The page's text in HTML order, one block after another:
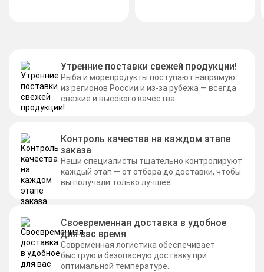
Утренние поставки свежей продукции!
Рыба и морепродукты поступают напрямую
из регионов России и из-за рубежа — всегда
свежие и высокого качества.
Контроль качества на каждом этапе
заказа
Наши специалисты тщательно контролируют
каждый этап — от отбора до доставки, чтобы
вы получали только лучшее.
Своевременная доставка в удобное
для вас время
Современная логистика обеспечивает
быструю и безопасную доставку при
оптимальной температуре.